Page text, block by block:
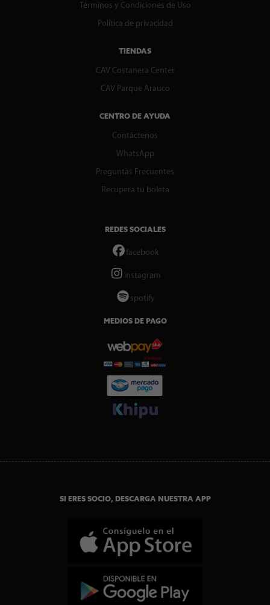
Términos y Condiciones de Uso
Política de privacidad
TIENDAS
CAV Costanera Center
CAV Parque Arauco
CENTRO DE AYUDA
Contáctenos
WhatsApp
Preguntas Frecuentes
Recupera tu boleta
REDES SOCIALES
facebook
instagram
spotify
MEDIOS DE PAGO
SI ERES SOCIO, DESCARGA NUESTRA APP